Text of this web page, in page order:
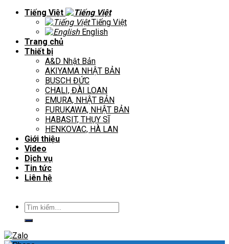
Tiếng Việt
Tiếng Việt
English
Trang chủ
Thiết bị
A&D Nhật Bản
AKIYAMA NHẬT BẢN
BUSCH ĐỨC
CHALI, ĐÀI LOAN
EMURA, NHẬT BẢN
FURUKAWA, NHẬT BẢN
HABASIT, THỤY SĨ
HENKOVAC, HÀ LAN
Giới thiệu
Video
Dịch vụ
Tin tức
Liên hệ
Tìm
kiếm: